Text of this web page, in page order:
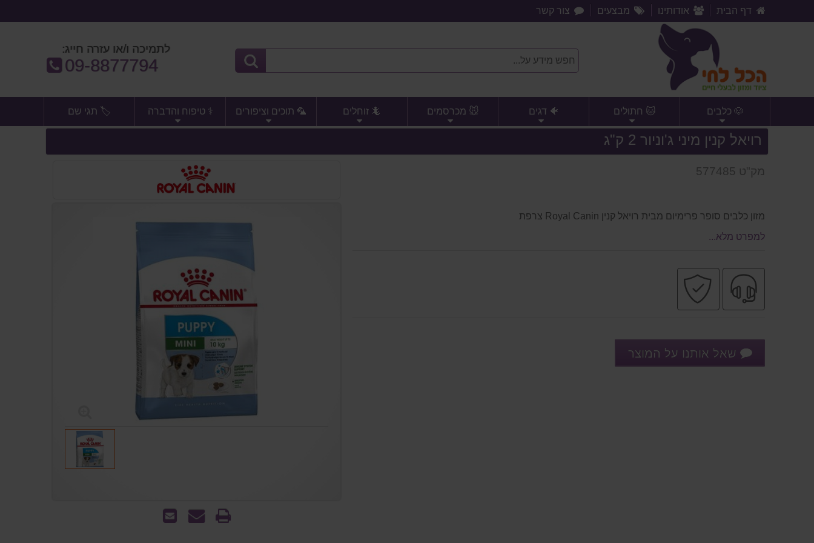
דף הבית אודותינו מבצעים צור קשר
לתמיכה ו/או עזרה חייג:
טלפון:
09-8877794
🐶 כלבים 🐱 חתולים 🐠 דגים 🐭 מכרסמים 🦎 זוחלים 🦜 תוכים וציפורים ⚕️ טיפוח והדברה 🏷️ תגי שם
רויאל קנין מיני ג'וניור 2 ק"ג
שלח
שאל
הדפס
מק"ט 577485
מזון כלבים סופר פרימיום מבית רויאל קנין Royal Canin צרפת
למפרט מלא...
שירות
מקצועי
שאל אותנו על המוצר